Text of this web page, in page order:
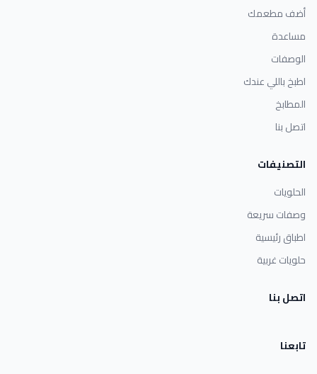
أضف مطعمك
مساعدة
الوصفات
اطبخ باللي عندك
المطابخ
اتصل بنا
التصنيفات
الحلويات
وصفات سريعة
اطباق رئيسية
حلويات غربية
اتصل بنا
تابعنا